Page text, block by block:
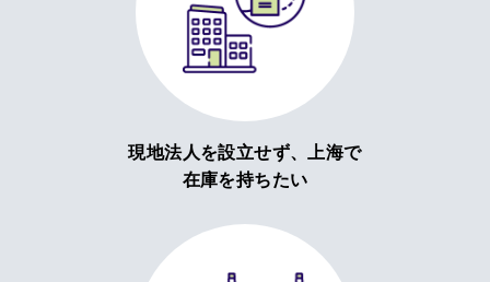
現地法人を設立せず、上海で
在庫を持ちたい